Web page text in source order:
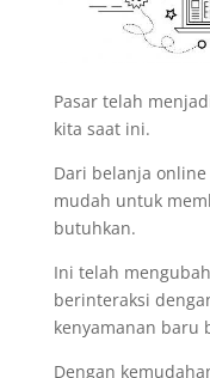
Pasar telah
kita saat ini.
Dari belanja
mudah untuk
butuhkan.
Ini telah
berinteraksi
kenyamanan baru
Dengan